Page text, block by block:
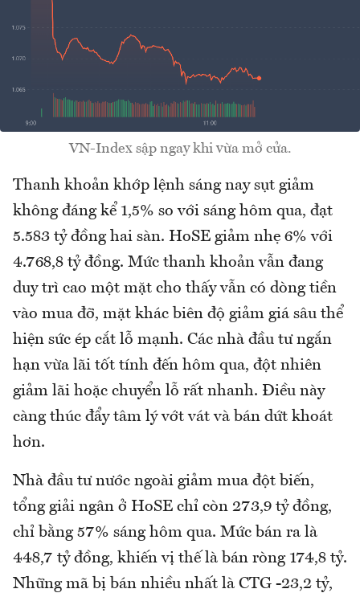
VN-Index sập ngay khi vừa mở cửa.
Thanh khoản khớp lệnh sáng nay sụt giảm
không đáng kể 1,5% so với sáng hôm qua, đạt
5.583 tỷ đồng hai sàn. HoSE giảm nhẹ 6% với
4.768,8 tỷ đồng. Mức thanh khoản vẫn đang
duy trì cao một mặt cho thấy vẫn có dòng tiền
vào mua đỡ, mặt khác biên độ giảm giá sâu thể
hiện sức ép cắt lỗ mạnh. Các nhà đầu tư ngắn
hạn vừa lãi tốt tính đến hôm qua, đột nhiên
giảm lãi hoặc chuyển lỗ rất nhanh. Điều này
càng thúc đẩy tâm lý vớt vát và bán dứt khoát
hơn.
Nhà đầu tư nước ngoài giảm mua đột biến,
tổng giải ngân ở HoSE chỉ còn 273,9 tỷ đồng,
chỉ bằng 57% sáng hôm qua. Mức bán ra là
448,7 tỷ đồng, khiến vị thế là bán ròng 174,8 tỷ.
Những mã bị bán nhiều nhất là CTG -23,2 tỷ,